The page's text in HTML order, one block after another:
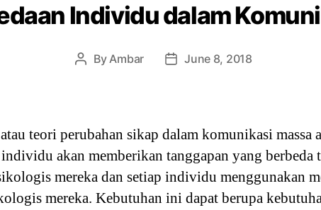
Individu dalam
Post
ByAmbar
PostJune 8, 2018
teori perubahan sikap dalam komunikasi massa
akan memberikan tanggapan yang berbeda
mereka dan setiap individu menggunakan
mereka. Kebutuhan ini dapat berupa